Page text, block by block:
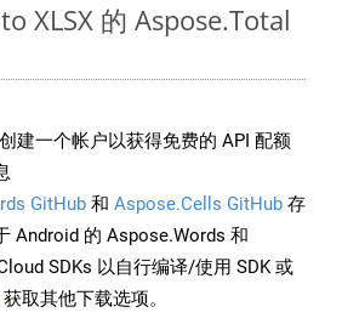
XLSX 的 Aspose.Total
创建一个帐户以获得免费的 API 配额
GitHub 和 Aspose.Cells GitHub 存
Android 的 Aspose.Words 和
SDKs 以自行编译/使用 SDK 或
获取其他下载选项。